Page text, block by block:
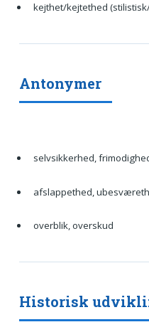
kejthet/kejtethed
Antonymer
selvsikkerhed,
afslappethed,
overblik, overskud
Historisk